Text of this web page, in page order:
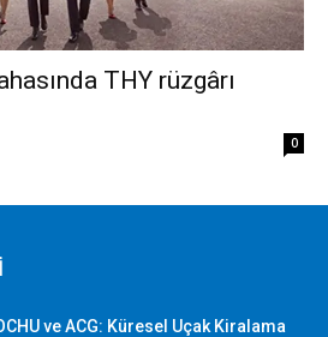
THY rüzgârı
0
ve ACG: Küresel Uçak Kiralama